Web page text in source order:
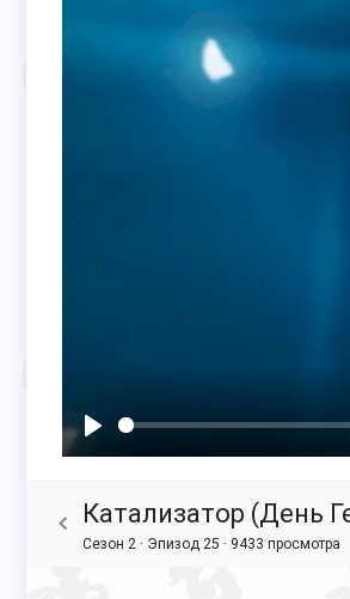
Катализатор (День
Сезон 2 · Эпизод 25 · 9433 просмотра